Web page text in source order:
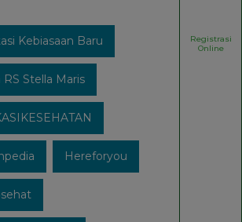
Kebiasaan Baru
RS Stella Maris
Hereforyou
Registrasi
Online